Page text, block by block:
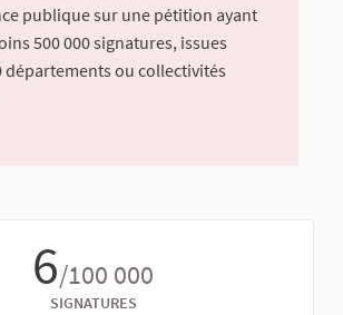
publique sur une pétition ayant
500 000 signatures, issues
départements ou collectivités
6/100 000
SIGNATURES